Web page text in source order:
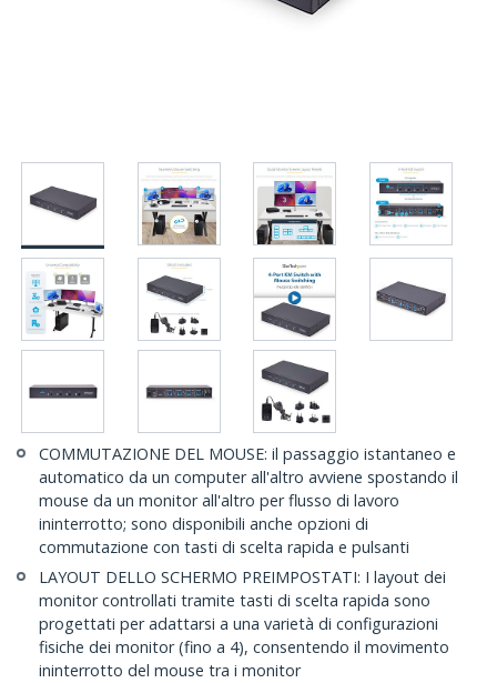
COMMUTAZIONE DEL MOUSE: il passaggio istantaneo e
automatico da un computer all'altro avviene spostando il
mouse da un monitor all'altro per flusso di lavoro
ininterrotto; sono disponibili anche opzioni di
commutazione con tasti di scelta rapida e pulsanti
LAYOUT DELLO SCHERMO PREIMPOSTATI: I layout dei
monitor controllati tramite tasti di scelta rapida sono
progettati per adattarsi a una varietà di configurazioni
fisiche dei monitor (fino a 4), consentendo il movimento
ininterrotto del mouse tra i monitor